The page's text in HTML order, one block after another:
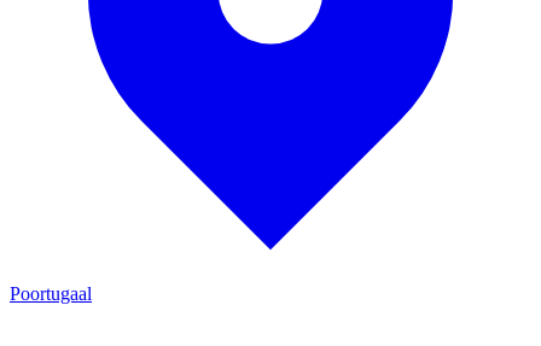
Poortugaal